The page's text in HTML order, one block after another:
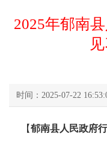
2025年郁南
时间：2025-07-22
【郁南县人民政府